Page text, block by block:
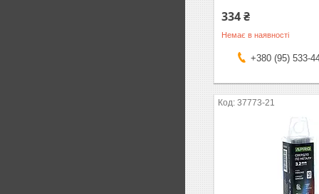
334 ₴
Немає в наявності
+380 (95) 533-
37773-21